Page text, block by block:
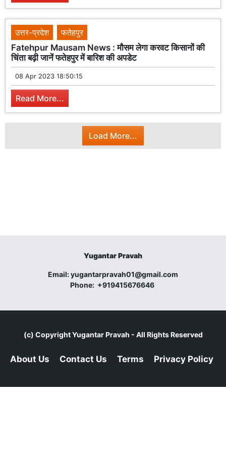
उत्तर-प्रदेश
फतेहपुर
Fatehpur Mausam News : मौसम लेगा करवट किसानों की
चिंता बढ़ी जानें फतेहपुर में बारिश की अपडेट
08 Apr 2023 18:50:15
Read More...
Load More...
Yugantar Pravah
Email:yugantarpravah01@gmail.com
Phone: +919415676646
(c) CopyrightYugantar Pravah - All Rights Reserved
About Us Contact Us Terms Privacy Policy